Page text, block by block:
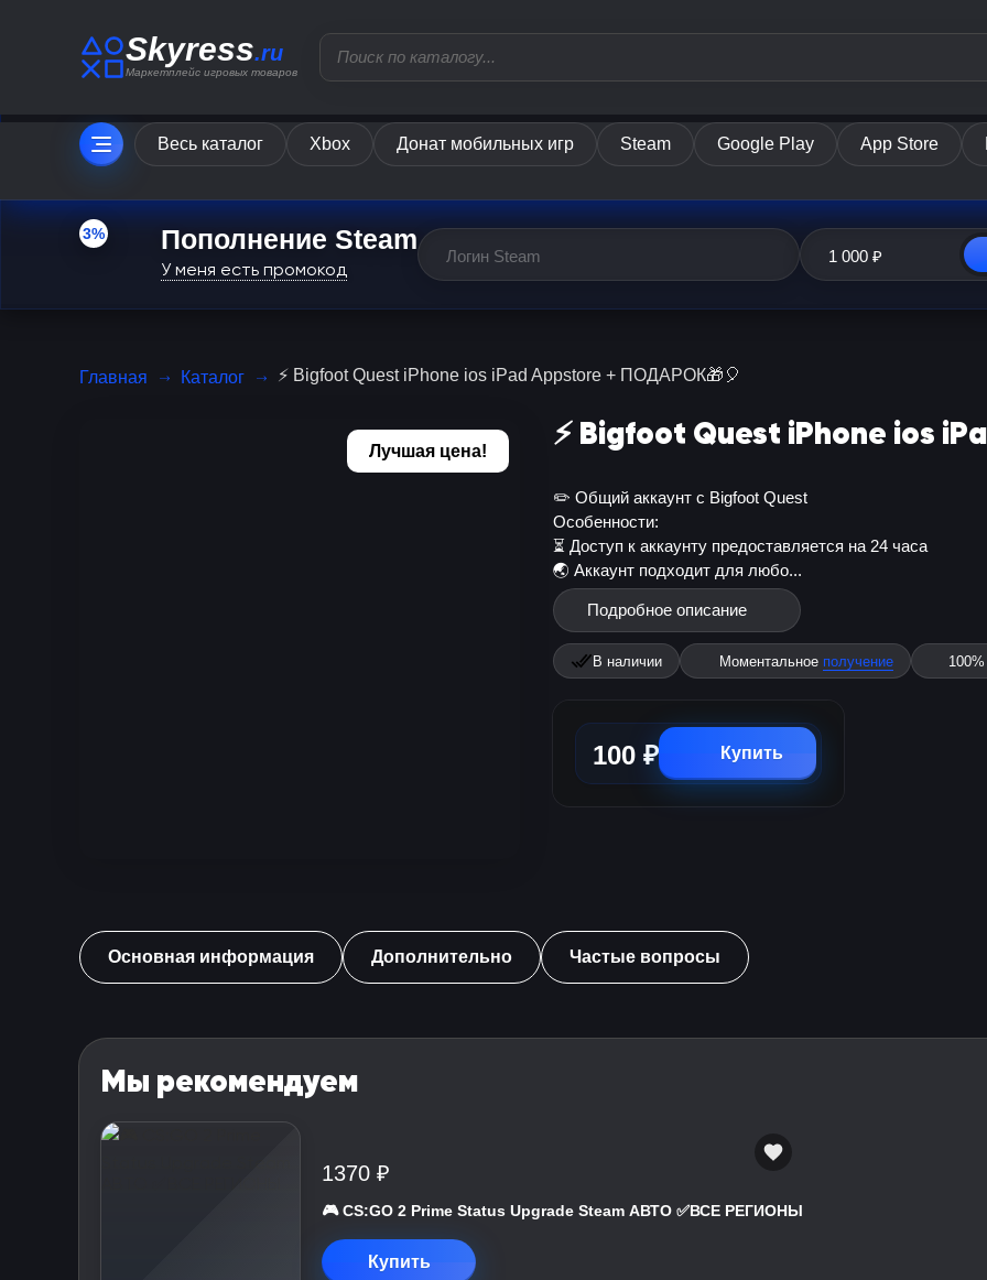
Skyress.ru
Маркетплейс игровых товаров
Весь каталог Xbox Донат мобильных игр Steam Google Play App Store
3% Пополнение Steam
У меня есть промокод
Главная Каталог ⚡️ Bigfoot Quest iPhone ios iPad Appstore + ПОДАРОК🎁🎈
Лучшая цена! ⚡️ Bigfoot Quest iPhone ios
✏️ Общий аккаунт с Bigfoot Quest
Особенности:
⏳ Доступ к аккаунту предоставляется на 24 часа
🌏 Аккаунт подходит для любо...
Подробное описание
В наличии Моментальное получение
100 ₽ Купить
Основная информация Дополнительно Частые вопросы
Мы рекомендуем
1370 ₽
🎮 CS:GO 2 Prime Status Upgrade Steam АВТО ✅ВСЕ РЕГИОНЫ
Купить